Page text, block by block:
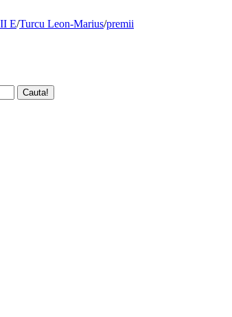
E/Turcu Leon-Marius/premii